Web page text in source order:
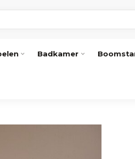
Badkamer